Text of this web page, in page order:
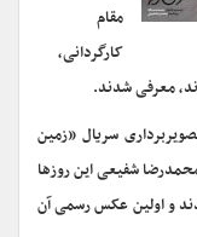
مقام
کارگردانی،
معرفی شدند.
سریال «زمین
شفیعی این روزها
و اولین عکس رسمی آن